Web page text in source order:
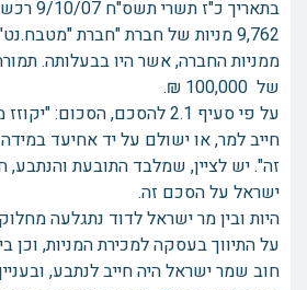
בתאריך
ממניות החברה, אשר היו בבעלותה.
של 100,000 ₪.
על פי סעיף 2.1 להסכם, הסכום:
חייב למר, או ישולם על יד אחיעד במידה
זה". יש לציין, שמלבד התובעת
ישראל על הסכם זה.
היות ובין מר ישראל לדוד נתגלעה
על התיווך בעסקה למכירת המניות, וכן
חוב שמר ישראל היה חייב לנתבע,